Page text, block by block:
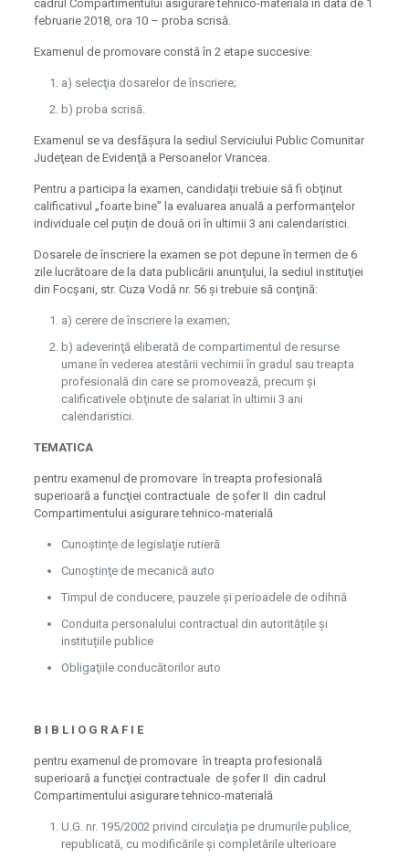
cadrul Compartimentului asigurare tehnico-materială în data de 1
februarie 2018, ora 10 – proba scrisă.
Examenul de promovare constă în 2 etape succesive:
a) selecţia dosarelor de înscriere;
b) proba scrisă.
Examenul se va desfășura la sediul Serviciului Public Comunitar
Judeţean de Evidenţă a Persoanelor Vrancea.
Pentru a participa la examen, candidații trebuie să fi obţinut
calificativul „foarte bine” la evaluarea anuală a performanţelor
individuale cel puțin de două ori în ultimii 3 ani calendaristici.
Dosarele de înscriere la examen se pot depune în termen de 6
zile lucrătoare de la data publicării anunţului, la sediul instituţiei
din Focşani, str. Cuza Vodă nr. 56 şi trebuie să conţină:
a) cerere de înscriere la examen;
b) adeverinţă eliberată de compartimentul de resurse
umane în vederea atestării vechimii în gradul sau treapta
profesională din care se promovează, precum şi
calificativele obţinute de salariat în ultimii 3 ani
calendaristici.
TEMATICA
pentru examenul de promovare în treapta profesională
superioară a funcţiei contractuale de șofer II din cadrul
Compartimentului asigurare tehnico-materială
Cunoştinţe de legislaţie rutieră
Cunoştinţe de mecanică auto
Timpul de conducere, pauzele și perioadele de odihnă
Conduita personalului contractual din autoritățile și
instituțiile publice
Obligaţiile conducătorilor auto
B I B L I O G R A F I E
pentru examenul de promovare în treapta profesională
superioară a funcţiei contractuale de șofer II din cadrul
Compartimentului asigurare tehnico-materială
U.G. nr. 195/2002 privind circulaţia pe drumurile publice,
republicată, cu modificările şi completările ulterioare